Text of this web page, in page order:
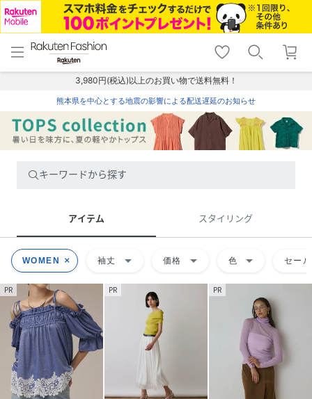
menu home
トップ
shopping_cart lock_outline
ログイン
3,980円(税込)以上のお買い物で送料無料！
熊本県を中心とする地震の影響による配送遅延のお知らせ
キーワードから探す
アイテム スタイリング
WOMEN 袖丈 arrow_drop_down 価格 arrow_drop_down 色 arrow_drop_down セール
PR PR PR